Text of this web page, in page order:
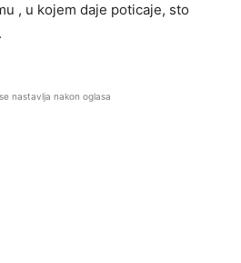
, u kojem daje poticaje, sto
nastavlja nakon oglasa